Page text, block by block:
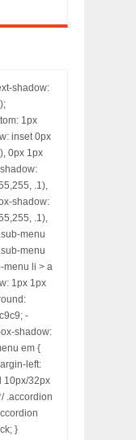
shadow:
1px
inset 0px
0px 1px
.1),
shadow:
.1),
menu
menu
menu li > a
1px 1px
-
shadow:
em {
left:
10px/32px
.accordion
}